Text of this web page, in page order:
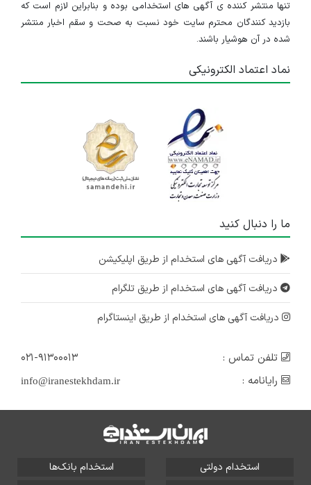
تنها منتشر کننده ی آگهی های استخدامی بوده و بنابراین لازم است که
بازدید کنندگان محترم سایت خود نسبت به صحت و سقم اخبار منتشر
شده در آن هوشیار باشند.
نماد اعتماد الکترونیکی
ما را دنبال کنید
دریافت آگهی های استخدام از طریق اپلیکیشن
دریافت آگهی های استخدام از طریق تلگرام
دریافت آگهی های استخدام از طریق اینستاگرام
تلفن تماس :
۰۲۱-۹۱۳۰۰۰۱۳
رایانامه :
info@iranestekhdam.ir
استخدام دولتی
استخدام بانک‌ها